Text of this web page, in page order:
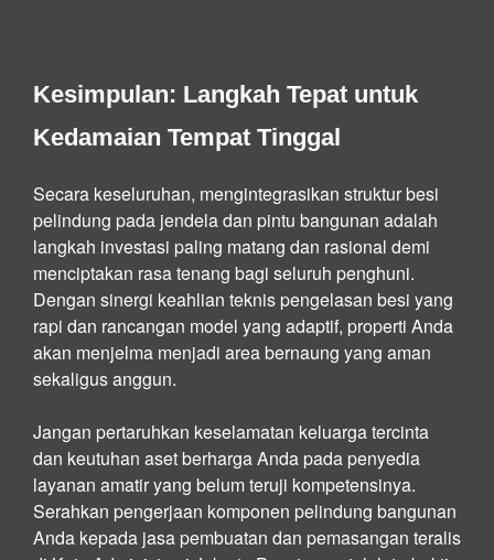
Kesimpulan: Langkah Tepat untuk
Kedamaian Tempat Tinggal
Secara keseluruhan, mengintegrasikan struktur besi
pelindung pada jendela dan pintu bangunan adalah
langkah investasi paling matang dan rasional demi
menciptakan rasa tenang bagi seluruh penghuni.
Dengan sinergi keahlian teknis pengelasan besi yang
rapi dan rancangan model yang adaptif, properti Anda
akan menjelma menjadi area bernaung yang aman
sekaligus anggun.
Jangan pertaruhkan keselamatan keluarga tercinta
dan keutuhan aset berharga Anda pada penyedia
layanan amatir yang belum teruji kompetensinya.
Serahkan pengerjaan komponen pelindung bangunan
Anda kepada jasa pembuatan dan pemasangan teralis